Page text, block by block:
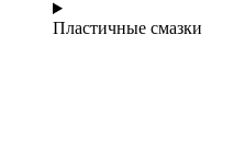
Пластичные смазки